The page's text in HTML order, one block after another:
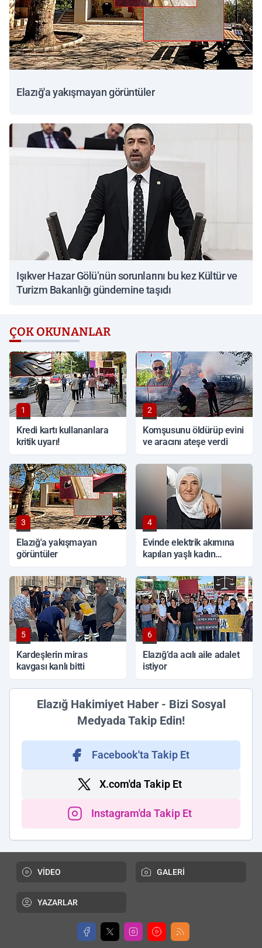
Elazığ'a yakışmayan görüntüler
Işıkver Hazar Gölü’nün sorunlarını bu kez Kültür ve
Turizm Bakanlığı gündemine taşıdı
ÇOK OKUNANLAR
1
Kredi kartı kullananlara
kritik uyarı!
2
Komşusunu öldürüp evini
ve aracını ateşe verdi
3
Elazığ'a yakışmayan
görüntüler
4
Evinde elektrik akımına
kapılan yaşlı kadın
5
Kardeşlerin miras
kavgası kanlı bitti
6
Elazığ’da acılı aile adalet
istiyor
Elazığ Hakimiyet Haber - Bizi Sosyal
Medyada Takip Edin!
Facebook'ta Takip Et
X.com'da Takip Et
Instagram'da Takip Et
VİDEO GALERİ
YAZARLAR